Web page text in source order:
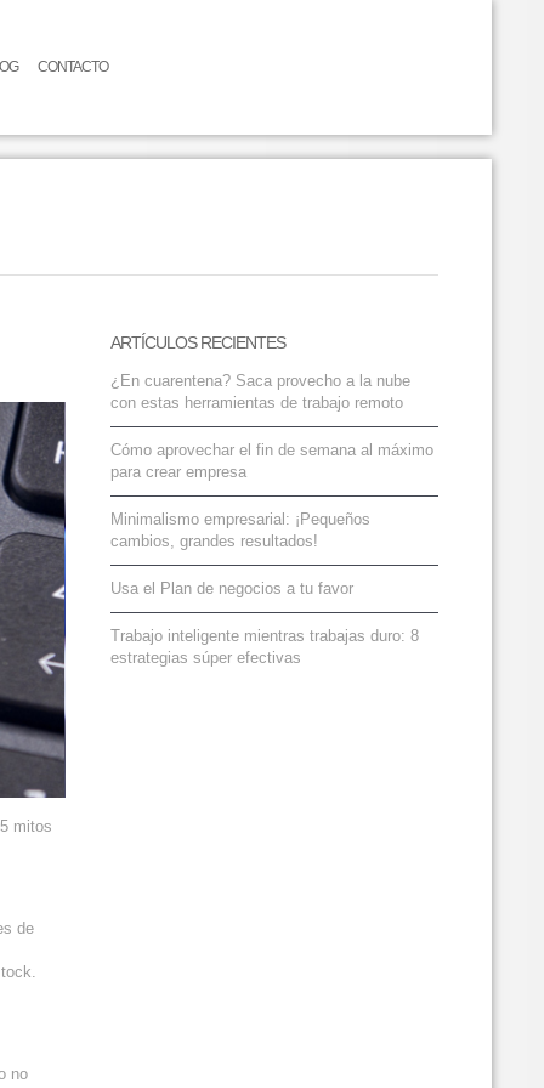
CONTACTO
mitos
de
no
ARTÍCULOS RECIENTES
¿En cuarentena? Saca provecho a la nube
con estas herramientas de trabajo remoto
Cómo aprovechar el fin de semana al máximo
para crear empresa
Minimalismo empresarial: ¡Pequeños
cambios, grandes resultados!
Usa el Plan de negocios a tu favor
Trabajo inteligente mientras trabajas duro: 8
estrategias súper efectivas